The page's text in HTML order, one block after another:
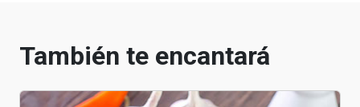
También te encantará